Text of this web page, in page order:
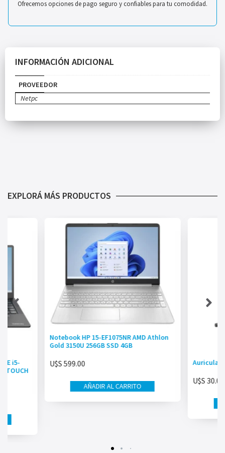
Ofrecemos opciones de pago seguro y confiables para tu comodidad.
INFORMACIÓN ADICIONAL
PROVEEDOR
Netpc
EXPLORÁ MÁS PRODUCTOS
i5-
TOUCH
Notebook HP 15-EF1075NR AMD Athlon
Gold 3150U 256GB SSD 4GB
U$S599.00
AÑADIR AL CARRITO
Auricular
U$S 30.00